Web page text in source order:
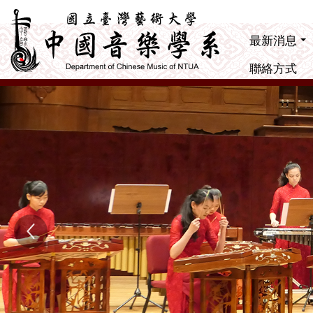
跳到主要內容
最新消息
聯絡方式
Previous